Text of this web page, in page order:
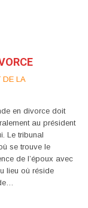
DE LA
en divorce doit
au président
Le tribunal
se trouve le
de l’époux avec
lieu où réside